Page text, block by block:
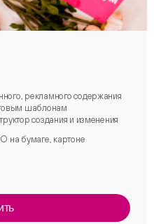
рекламного содержания
шаблонам
создания и изменения
на бумаге, картоне